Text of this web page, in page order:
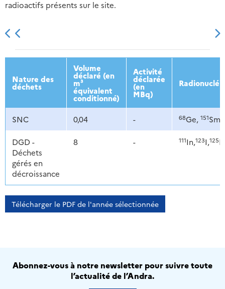
radioactifs présents sur le site.
2013 2014 2015 2016
Nature des
déchets
Volume
déclaré (en
m³
équivalent
conditionné)
Activité
déclarée
(en
MBq)
SNC 0,04 - 68Ge, 151Sm
DGD -
Déchets
gérés en
décroissance
8 - 111In,123I,125I,
Télécharger le PDF de l'année sélectionnée
Abonnez-vous à notre newsletter pour suivre toute
l’actualité de l’Andra.